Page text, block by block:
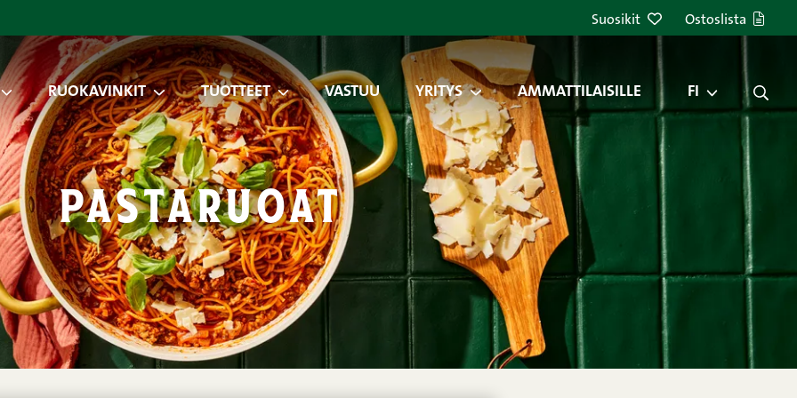
Suosikit Ostoslista
RUOKAVINKIT TUOTTEET VASTUU YRITYS AMMATTILAISILLE FI
pastaruoat